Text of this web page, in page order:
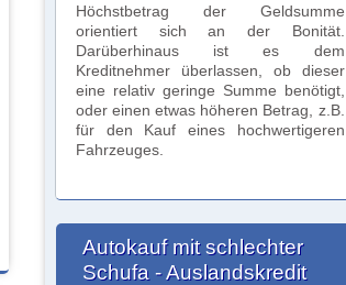
Höchstbetrag der Geldsumme
orientiert sich an der Bonität.
Darüberhinaus ist es dem
Kreditnehmer überlassen, ob dieser
eine relativ geringe Summe benötigt,
oder einen etwas höheren Betrag, z.B.
für den Kauf eines hochwertigeren
Fahrzeuges.
Autokauf mit schlechter
Schufa - Auslandskredit